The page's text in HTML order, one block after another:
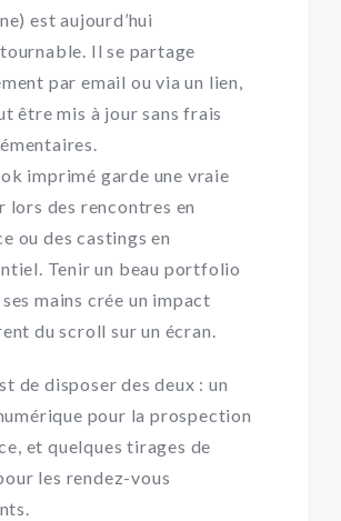
est aujourd’hui
Il se partage
par email ou via un lien,
être mis à jour sans frais
imprimé garde une vraie
lors des rencontres en
ou des castings en
Tenir un beau portfolio
mains crée un impact
du scroll sur un écran.
de disposer des deux : un
pour la prospection
et quelques tirages de
les rendez-vous